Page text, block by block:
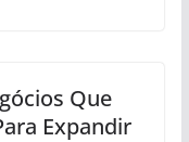
Que
Expandir